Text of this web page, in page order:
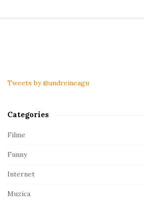
i
d
b
a
Tweets by @andreineagu
Categories
Filme
Funny
Internet
Muzica